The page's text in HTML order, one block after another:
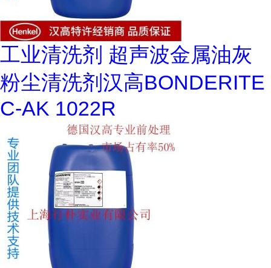
工业清洗剂 超声波金属油灰
粉尘清洗剂汉高BONDERITE
C-AK 1022R